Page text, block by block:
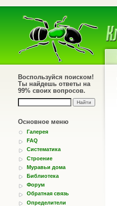
Воспользуйся поиском!
Ты найдешь ответы на
99% своих вопросов.
Основное меню
Галерея
FAQ
Систематика
Строение
Муравьи дома
Библиотека
Форум
Обратная связь
Определители